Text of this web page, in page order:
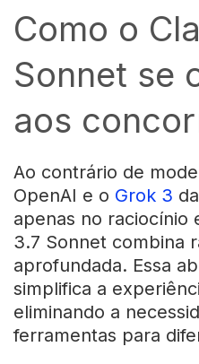
Como o
Sonnet se
aos
Ao contrário de
OpenAI e o Grok 3
apenas no raciocínio
3.7 Sonnet combina
aprofundada. Essa
simplifica a
eliminando a
ferramentas para